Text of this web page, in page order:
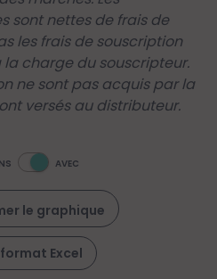
sont nettes de frais de
les frais de souscription
charge du souscripteur.
ne sont pas acquis par la
versés au distributeur.
AVEC
le graphique
Excel